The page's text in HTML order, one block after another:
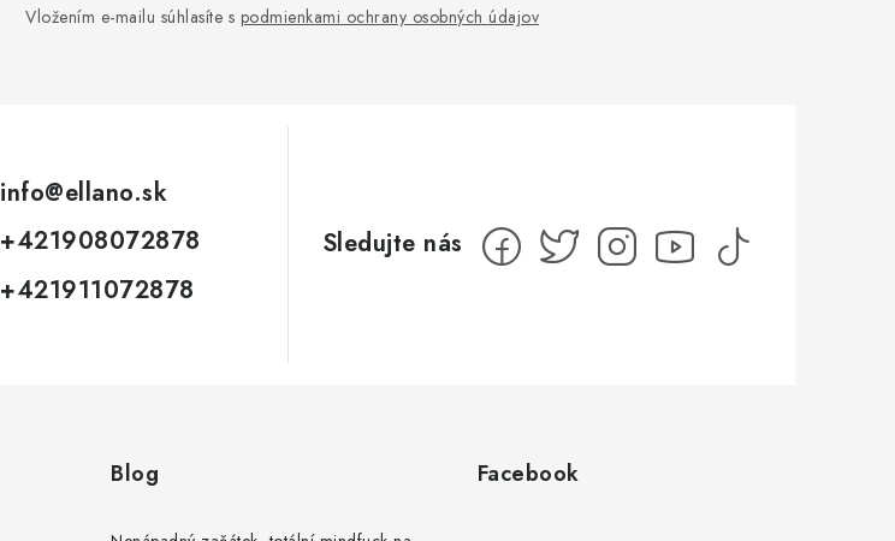
Vložením e-mailu súhlasíte s podmienkami ochrany osobných údajov
info@ellano.sk
+421908072878
+421911072878
Blog Facebook